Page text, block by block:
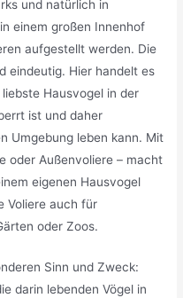
und natürlich in
einem großen Innenhof
aufgestellt werden. Die
eindeutig. Hier handelt es
Hausvogel in der
ist und daher
Umgebung leben kann. Mit
oder Außenvoliere – macht
eigenen Hausvogel
Voliere auch für
oder Zoos.
Sinn und Zweck:
darin lebenden Vögel in